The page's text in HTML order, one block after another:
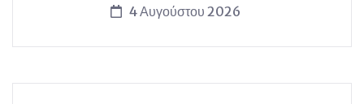
4 Αυγούστου 2026